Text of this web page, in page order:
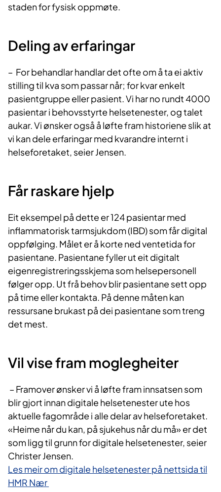
staden for fysisk oppmøte.
Deling​​ av er​​faringar
– For behandlar handlar det ofte om å ta ei aktiv
stilling til kva som passar når; for kvar enkelt
pasientgruppe eller pasient. Vi har no rundt 4000
pasientar i behovsstyrte helsetenester, og talet
aukar. Vi ønsker også å løfte fram historiene slik at
vi kan dele erfaringar med kvarandre internt i
helseforetaket, seier Jensen.
​​Får raskare hjelp
Eit eksempel på dette er 124 pasientar med
inflammatorisk tarmsjukdom (IBD) som får digital
oppfølging. Målet er å korte ned ventetida for
pasientane. Pasientane fyller ut eit digitalt
eigenregistreringsskjema som helsepersonell
følger opp. Ut frå behov blir pasientane sett opp
på time eller kontakta. På denne måten kan
ressursane brukast på dei pasientane som treng
det mest.
​Vil vise fram moglegheiter
– Framover ønsker vi å løfte fram innsatsen som
blir gjort innan digitale helsetenester ute hos
aktuelle fagområde i alle delar av helseforetaket.
«Heime når du kan, på sjukehus når du må» er det
som ligg til grunn for digitale helsetenester, seier
Christer Jensen.
Les meir om digitale helsetenester på nettsida til
HMR Nær